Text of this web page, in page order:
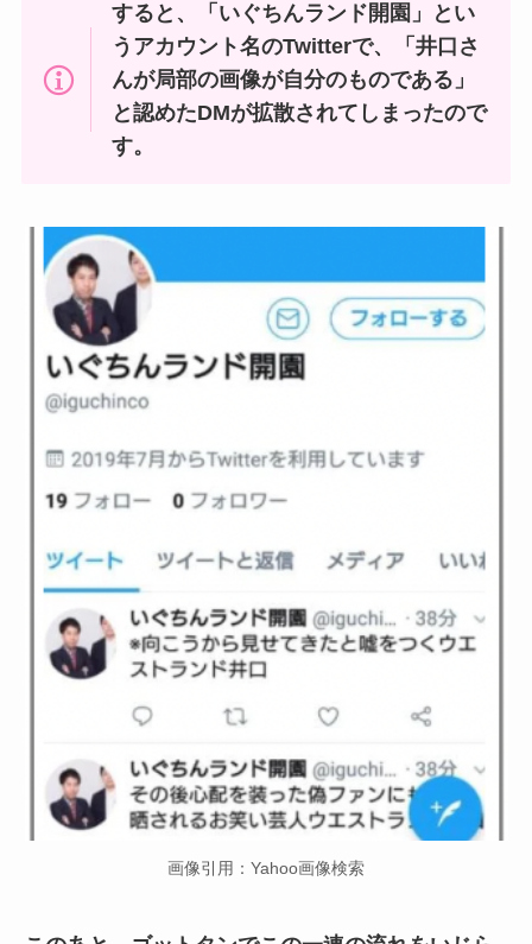
すると、「いぐちんランド開園」とい
うアカウント名のTwitterで、「井口さ
んが局部の画像が自分のものである」
と認めたDMが拡散されてしまったので
す。
画像引用：Yahoo画像検索